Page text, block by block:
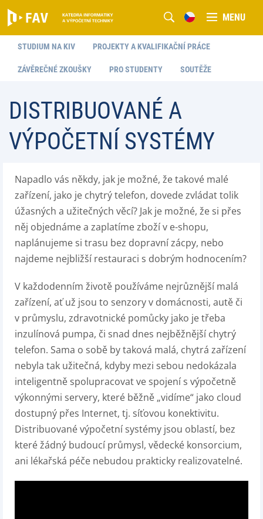
MENU
STUDIUM NA KIV PROJEKTY A KVALIFIKAČNÍ PRÁCE
ZÁVĚREČNÉ ZKOUŠKY PRO STUDENTY SOUTĚŽE
DISTRIBUOVANÉ A
VÝPOČETNÍ SYSTÉMY
Napadlo vás někdy, jak je možné, že takové malé
zařízení, jako je chytrý telefon, dovede zvládat tolik
úžasných a užitečných věcí? Jak je možné, že si přes
něj objednáme a zaplatíme zboží v e-shopu,
naplánujeme si trasu bez dopravní zácpy, nebo
najdeme nejbližší restauraci s dobrým hodnocením?
V každodenním životě používáme nejrůznější malá
zařízení, ať už jsou to senzory v domácnosti, autě či
v průmyslu, zdravotnické pomůcky jako je třeba
inzulínová pumpa, či snad dnes nejběžnější chytrý
telefon. Sama o sobě by taková malá, chytrá zařízení
nebyla tak užitečná, kdyby mezi sebou nedokázala
inteligentně spolupracovat ve spojení s výpočetně
výkonnými servery, které běžně „vidíme“ jako cloud
dostupný přes Internet, tj. síťovou konektivitu.
Distribuované výpočetní systémy jsou oblastí, bez
které žádný budoucí průmysl, vědecké konsorcium,
ani lékařská péče nebudou prakticky realizovatelné.